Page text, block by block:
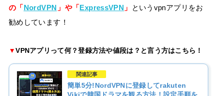
の「NordVPN 」や「ExpressVPN 」
というvpnアプリをお
勧めしています！
▼VPNアプリって何？登録方法や値段は？と言う方はこちら！
関連記事
簡単5分!NordVPNに登録してrakuten